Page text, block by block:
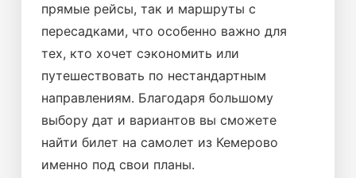
прямые рейсы, так и маршруты с
пересадками, что особенно важно для
тех, кто хочет сэкономить или
путешествовать по нестандартным
направлениям. Благодаря большому
выбору дат и вариантов вы сможете
найти билет на самолет из Кемерово
именно под свои планы.